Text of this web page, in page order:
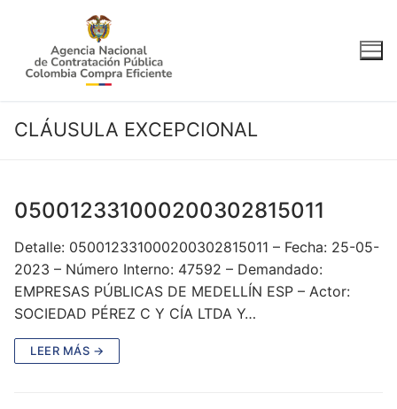
contenido
CLÁUSULA EXCEPCIONAL
050012331000200302815011
Detalle: 050012331000200302815011 – Fecha: 25-05-
2023 – Número Interno: 47592 – Demandado:
EMPRESAS PÚBLICAS DE MEDELLÍN ESP – Actor:
SOCIEDAD PÉREZ C Y CÍA LTDA Y…
LEER MÁS →